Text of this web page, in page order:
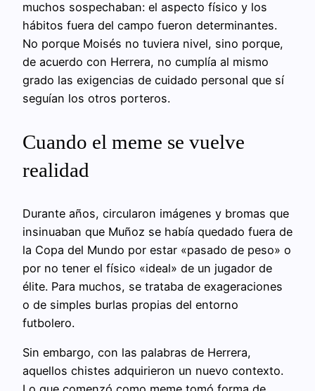
muchos sospechaban: el aspecto físico y los
hábitos fuera del campo fueron determinantes.
No porque Moisés no tuviera nivel, sino porque,
de acuerdo con Herrera, no cumplía al mismo
grado las exigencias de cuidado personal que sí
seguían los otros porteros.
Cuando el meme se vuelve
realidad
Durante años, circularon imágenes y bromas que
insinuaban que Muñoz se había quedado fuera de
la Copa del Mundo por estar «pasado de peso» o
por no tener el físico «ideal» de un jugador de
élite. Para muchos, se trataba de exageraciones
o de simples burlas propias del entorno
futbolero.
Sin embargo, con las palabras de Herrera,
aquellos chistes adquirieron un nuevo contexto.